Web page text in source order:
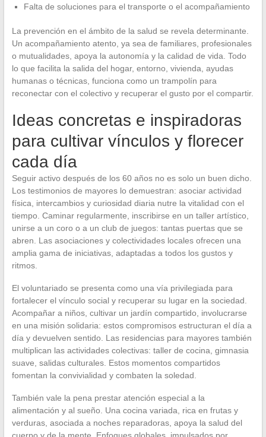
Falta de soluciones para el transporte o el acompañamiento
La prevención en el ámbito de la salud se revela determinante.
Un acompañamiento atento, ya sea de familiares, profesionales
o mutualidades, apoya la autonomía y la calidad de vida. Todo
lo que facilita la salida del hogar, entorno, vivienda, ayudas
humanas o técnicas, funciona como un trampolín para
reconectar con el colectivo y recuperar el gusto por el compartir.
Ideas concretas e inspiradoras
para cultivar vínculos y florecer
cada día
Seguir activo después de los 60 años no es solo un buen dicho.
Los testimonios de mayores lo demuestran: asociar actividad
física, intercambios y curiosidad diaria nutre la vitalidad con el
tiempo. Caminar regularmente, inscribirse en un taller artístico,
unirse a un coro o a un club de juegos: tantas puertas que se
abren. Las asociaciones y colectividades locales ofrecen una
amplia gama de iniciativas, adaptadas a todos los gustos y
ritmos.
El voluntariado se presenta como una vía privilegiada para
fortalecer el vínculo social y recuperar su lugar en la sociedad.
Acompañar a niños, cultivar un jardín compartido, involucrarse
en una misión solidaria: estos compromisos estructuran el día a
día y devuelven sentido. Las residencias para mayores también
multiplican las actividades colectivas: taller de cocina, gimnasia
suave, salidas culturales. Estos momentos compartidos
fomentan la convivialidad y combaten la soledad.
También vale la pena prestar atención especial a la
alimentación y al sueño. Una cocina variada, rica en frutas y
verduras, asociada a noches reparadoras, apoya la salud del